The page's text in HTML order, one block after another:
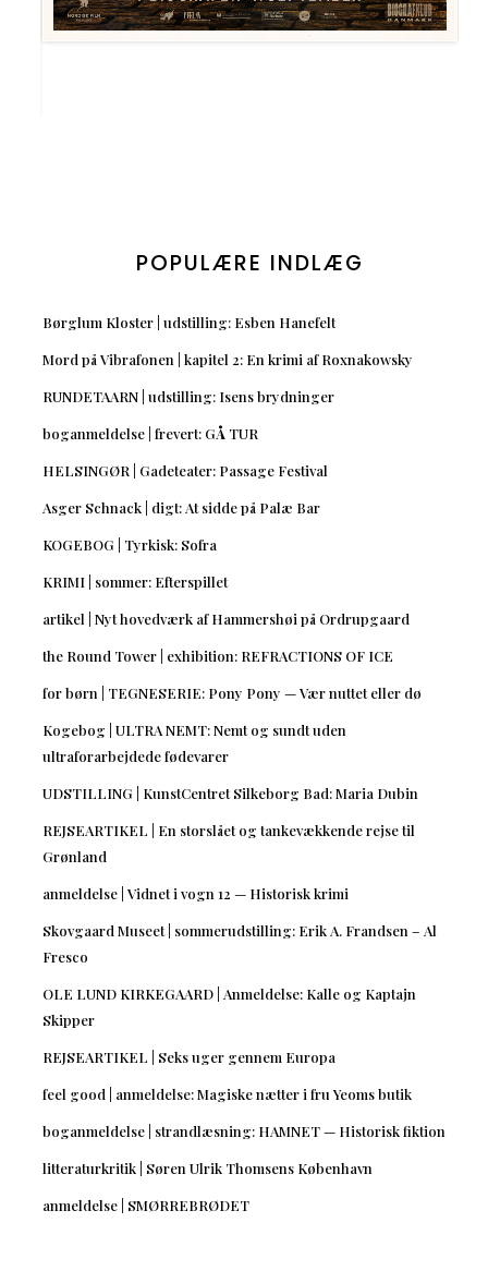
POPULÆRE INDLÆG
Børglum Kloster | udstilling: Esben Hanefelt
Mord på Vibrafonen | kapitel 2: En krimi af Roxnakowsky
RUNDETAARN | udstilling: Isens brydninger
boganmeldelse | frevert: GÅ TUR
HELSINGØR | Gadeteater: Passage Festival
Asger Schnack | digt: At sidde på Palæ Bar
KOGEBOG | Tyrkisk: Sofra
KRIMI | sommer: Efterspillet
artikel | Nyt hovedværk af Hammershøi på Ordrupgaard
the Round Tower | exhibition: REFRACTIONS OF ICE
for børn | TEGNESERIE: Pony Pony — Vær nuttet eller dø
Kogebog | ULTRA NEMT: Nemt og sundt uden
ultraforarbejdede fødevarer
UDSTILLING | KunstCentret Silkeborg Bad: Maria Dubin
REJSEARTIKEL | En storslået og tankevækkende rejse til
Grønland
anmeldelse | Vidnet i vogn 12 — Historisk krimi
Skovgaard Museet | sommerudstilling: Erik A. Frandsen – Al
Fresco
OLE LUND KIRKEGAARD | Anmeldelse: Kalle og Kaptajn
Skipper
REJSEARTIKEL | Seks uger gennem Europa
feel good | anmeldelse: Magiske nætter i fru Yeoms butik
boganmeldelse | strandlæsning: HAMNET — Historisk fiktion
litteraturkritik | Søren Ulrik Thomsens København
anmeldelse | SMØRREBRØDET